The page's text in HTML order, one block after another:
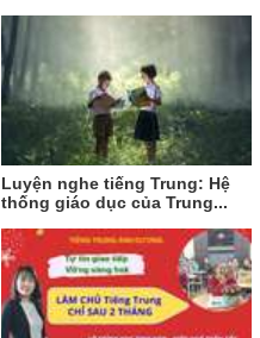
Luyện nghe tiếng Trung: Hệ
thống giáo dục của Trung...